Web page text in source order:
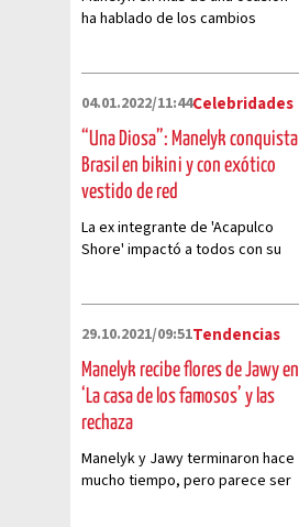
ha hablado de los cambios
04.01.2022/11:44Celebridades
“Una Diosa”: Manelyk conquista
Brasil en bikini y con exótico
vestido de red
La ex integrante de 'Acapulco
Shore' impactó a todos con su
29.10.2021/09:51Tendencias
Manelyk recibe flores de Jawy en
‘La casa de los famosos’ y las
rechaza
Manelyk y Jawy terminaron hace
mucho tiempo, pero parece ser